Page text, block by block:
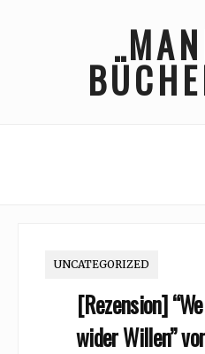
UNCATEGORIZED
[Rezension]
wider Willen”